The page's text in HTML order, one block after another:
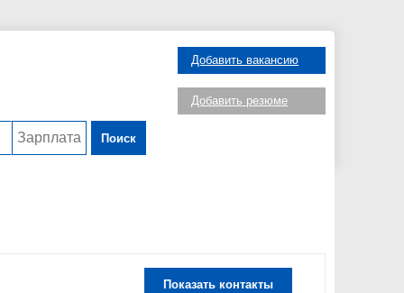
Поиск
Добавить вакансию
Добавить резюме
Показать контакты